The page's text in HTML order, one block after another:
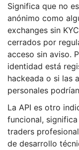
Significa que no
anónimo como
exchanges sin
cerrados por
acceso sin aviso.
identidad está
hackeada o si las
personales
La API es otro
funcional,
traders
de desarrollo